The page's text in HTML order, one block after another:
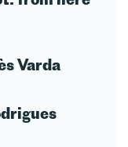
Varda